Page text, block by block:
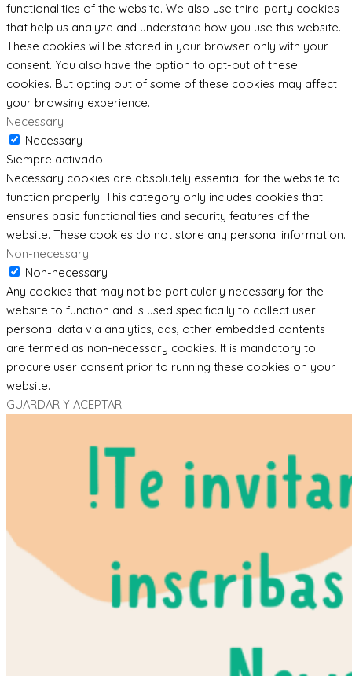
functionalities of the website. We also use third-party cookies
that help us analyze and understand how you use this website.
These cookies will be stored in your browser only with your
consent. You also have the option to opt-out of these
cookies. But opting out of some of these cookies may affect
your browsing experience.
Necessary
Necessary
Siempre activado
Necessary cookies are absolutely essential for the website to
function properly. This category only includes cookies that
ensures basic functionalities and security features of the
website. These cookies do not store any personal information.
Non-necessary
Non-necessary
Any cookies that may not be particularly necessary for the
website to function and is used specifically to collect user
personal data via analytics, ads, other embedded contents
are termed as non-necessary cookies. It is mandatory to
procure user consent prior to running these cookies on your
website.
GUARDAR Y ACEPTAR